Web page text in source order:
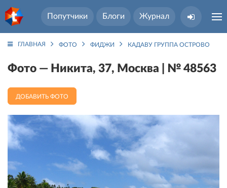
Попутчики Блоги Журнал
ГЛАВНАЯ ФОТО ФИДЖИ КАДАВУ ГРУППА ОСТРОВОВ
Фото — Никита, 37, Москва | № 48563
ДОБАВИТЬ ФОТО